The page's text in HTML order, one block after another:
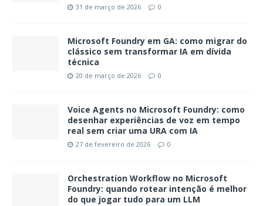
31 de março de 2026 0
Microsoft Foundry em GA: como migrar do
clássico sem transformar IA em dívida
técnica
20 de março de 2026 0
Voice Agents no Microsoft Foundry: como
desenhar experiências de voz em tempo
real sem criar uma URA com IA
27 de fevereiro de 2026 0
Orchestration Workflow no Microsoft
Foundry: quando rotear intenção é melhor
do que jogar tudo para um LLM